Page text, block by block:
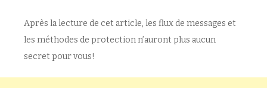
Après la lecture de cet article, les flux de messages et
les méthodes de protection n’auront plus aucun
secret pour vous!